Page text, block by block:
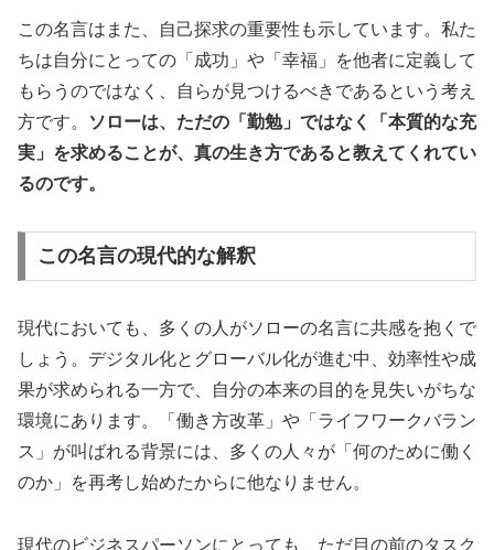
この名言はまた、自己探求の重要性も示しています。私た
ちは自分にとっての「成功」や「幸福」を他者に定義して
もらうのではなく、自らが見つけるべきであるという考え
方です。
ソローは、ただの「勤勉」ではなく「本質的な充
実」を求めることが、真の生き方であると教えてくれてい
るのです。
この名言の現代的な解釈
現代においても、多くの人がソローの名言に共感を抱くで
しょう。デジタル化とグローバル化が進む中、効率性や成
果が求められる一方で、自分の本来の目的を見失いがちな
環境にあります。「働き方改革」や「ライフワークバラン
ス」が叫ばれる背景には、多くの人々が「何のために働く
のか」を再考し始めたからに他なりません。
現代のビジネスパーソンにとっても、ただ目の前のタスク